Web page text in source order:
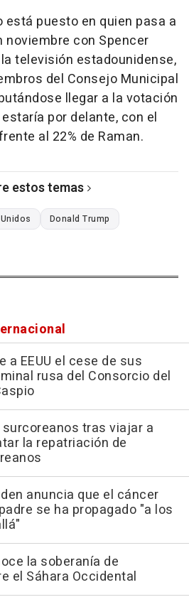
está puesto en quien pasa a
noviembre con Spencer
televisión estadounidense,
del Consejo Municipal
llegar a la votación
por delante, con el
al 22% de Raman.
estos temas
Donald Trump
a EEUU el cese de sus
rusa del Consorcio del
tras viajar a
la repatriación de
anuncia que el cáncer
se ha propagado "a los
la soberanía de
el Sáhara Occidental